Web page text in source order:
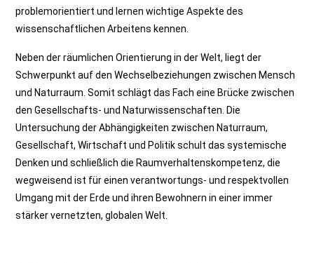
problemorientiert und lernen wichtige Aspekte des
wissenschaftlichen Arbeitens kennen.
Neben der räumlichen Orientierung in der Welt, liegt der
Schwerpunkt auf den Wechselbeziehungen zwischen Mensch
und Naturraum. Somit schlägt das Fach eine Brücke zwischen
den Gesellschafts- und Naturwissenschaften. Die
Untersuchung der Abhängigkeiten zwischen Naturraum,
Gesellschaft, Wirtschaft und Politik schult das systemische
Denken und schließlich die Raumverhaltenskompetenz, die
wegweisend ist für einen verantwortungs- und respektvollen
Umgang mit der Erde und ihren Bewohnern in einer immer
stärker vernetzten, globalen Welt.